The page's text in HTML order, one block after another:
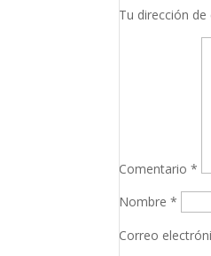
Tu dirección
Comentario*
Nombre*
Correo